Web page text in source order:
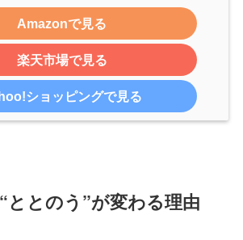
Amazonで見る
楽天市場で見る
ショッピングで見る
ととのう”が変わる理由